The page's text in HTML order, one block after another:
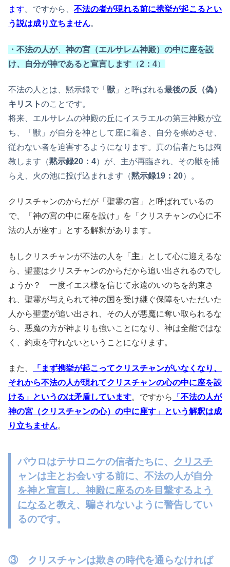
ます。ですから、 不法の者が現れる前に携挙が起こるとい
う説は成り立ちません。
・不法の人が、 神の宮（エルサレム神殿）の中に座を設
け、自分が神であると宣言します （2：4）
不法の人とは、黙示録で「 獣 」と呼ばれる最後の反（偽）
キリストのことです。
将来、エルサレムの神殿の丘にイスラエルの第三神殿が立
ち、「獣」が自分を神として座に着き、自分を崇めさせ、
従わない者を迫害するようになります。真の信者たちは殉
教します（黙示録20：4）が、主が再臨され、その獣を捕
らえ、火の池に投げ込まれます（黙示録19：20）。
クリスチャンのからだが「聖霊の宮」と呼ばれているの
で、「神の宮の中に座を設け」を「クリスチャンの心に不
法の人が座す」とする解釈があります。
もしクリスチャンが不法の人を「 主 」として心に迎えるな
ら、聖霊はクリスチャンのからだから追い出されるのでし
ょうか？ 一度イエス様を信じて永遠のいのちを約束さ
れ、聖霊が与えられて神の国を受け継ぐ保障をいただいた
人から聖霊が追い出され、その人が悪魔に奪い取られるな
ら、悪魔の方が神よりも強いことになり、神は全能ではな
く、約束を守れないということになります。
また、
「まず携挙が起こってクリスチャンがいなくなり、
それから不法の人が現れてクリスチャンの心の中に座を設
ける」というのは矛盾しています。 ですから 「 不法の人が
神の宮（クリスチャンの心）の中に座す 」
という解釈は成
り立ちません。
パウロはテサロニケの信者たちに、 クリスチ
ャンは主とお会いする前に、不法の人が自分
を神と宣言し、神殿に座るのを目撃するよう
になると教え、騙されないように警告してい
るのです。
③ クリスチャンは欺きの時代を通らなければ